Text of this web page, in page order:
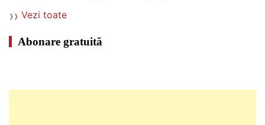
Vezi toate
Abonare gratuită